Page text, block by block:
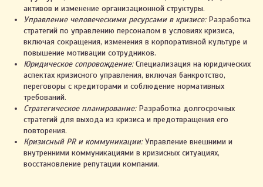
активов и изменение организационной структуры.
Управление человеческими ресурсами в кризисе:Разработка
стратегий по управлению персоналом в условиях кризиса,
включая сокращения, изменения в корпоративной культуре и
повышение мотивации сотрудников.
Юридическое сопровождение:Специализация на юридических
аспектах кризисного управления, включая банкротство,
переговоры с кредиторами и соблюдение нормативных
требований.
Стратегическое планирование:Разработка долгосрочных
стратегий для выхода из кризиса и предотвращения его
повторения.
Кризисный PR и коммуникации:Управление внешними и
внутренними коммуникациями в кризисных ситуациях,
восстановление репутации компании.